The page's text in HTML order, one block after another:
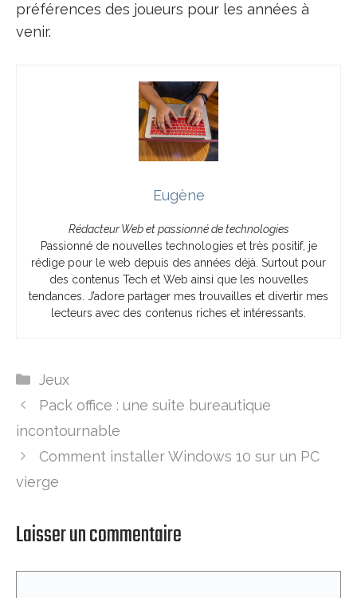
préférences des joueurs pour les années à
venir.
Eugène
Rédacteur Web et passionné de technologies
Passionné de nouvelles technologies et très positif, je
rédige pour le web depuis des années déjà. Surtout pour
des contenus Tech et Web ainsi que les nouvelles
tendances. J’adore partager mes trouvailles et divertir mes
lecteurs avec des contenus riches et intéressants.
Catégories
Jeux
Pack office : une suite bureautique
incontournable
Comment installer Windows 10 sur un PC
vierge
Laisser un commentaire